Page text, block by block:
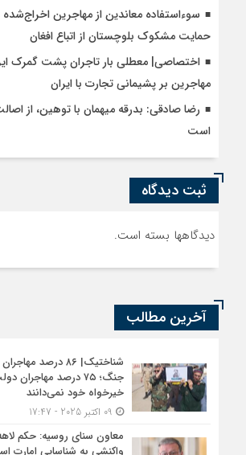
سوءاستفاده معاندین از مهاجرین اخراج‌شده
حمایت مشکوک بلوچستان از اتباع افغان
اختصاصی| معطلی بار تاجران پشت گمرک
مهاجرین بر پشیمانی تجارت با ایران
رضا صادقی: بدرقه میهمان با توهین، از
است
ثبت دیدگاه
دیدگاهها بسته است.
آخرین مطالب
شناختیک| ۸۶ درصد
جنگ؛ ۷۵ درصد
خیرخواه خود نمی‌دانند
معاون سنای روسیه: حکم لاهه
واکنشی به شناسایی امارت